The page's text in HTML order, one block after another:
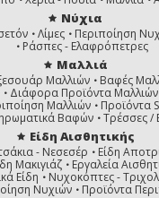
Νύχια
Λίμες
Περιποίηση
Ράσπες - Ελαφρόπετρες
Μαλλιά
Μαλλιών
Βαφές
Διάφορα Προϊόντα Μαλλιών
Μαλλιών
Προϊόντα
Βαφών
Τρέσσες /
Είδη Αισθητικής
- Νεσεσέρ
Είδη
Μακιγιάζ
Εργαλεία
Είδη
Νυχοκόπτες -
Νυχιών
Προϊόντα